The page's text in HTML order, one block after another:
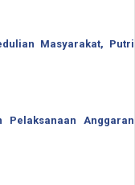
Masyarakat, Putri
Anggaran